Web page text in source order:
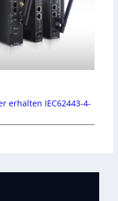
erhalten IEC62443-4-